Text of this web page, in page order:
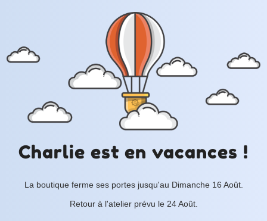
Charlie est en vacances !
La boutique ferme ses portes jusqu'au Dimanche 16 Août.
Retour à l'atelier prévu le 24 Août.